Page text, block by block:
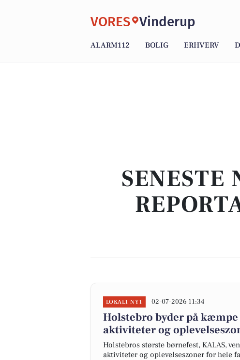
VORES Vinderup
ALARM112 BOLIG ERHVERV
LOKALT NYT 02-07-2026 11:34
Holstebro byder på
aktiviteter og
Holstebros største børnefest, KALAS,
aktiviteter og oplevelseszoner for hele